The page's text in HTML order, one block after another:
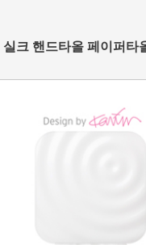
실크 핸드타올 페이퍼타